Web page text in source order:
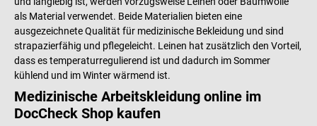
als Material verwendet. Beide Materialien bieten eine
ausgezeichnete Qualität für medizinische Bekleidung und sind
strapazierfähig und pflegeleicht. Leinen hat zusätzlich den Vorteil,
dass es temperaturregulierend ist und dadurch im Sommer
kühlend und im Winter wärmend ist.
Medizinische Arbeitskleidung online im
DocCheck Shop kaufen